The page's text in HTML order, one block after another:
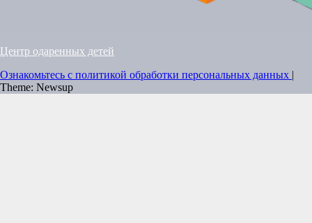
Центр одаренных детей
Ознакомьтесь с политикой обработки персональных данных |
Theme: Newsup